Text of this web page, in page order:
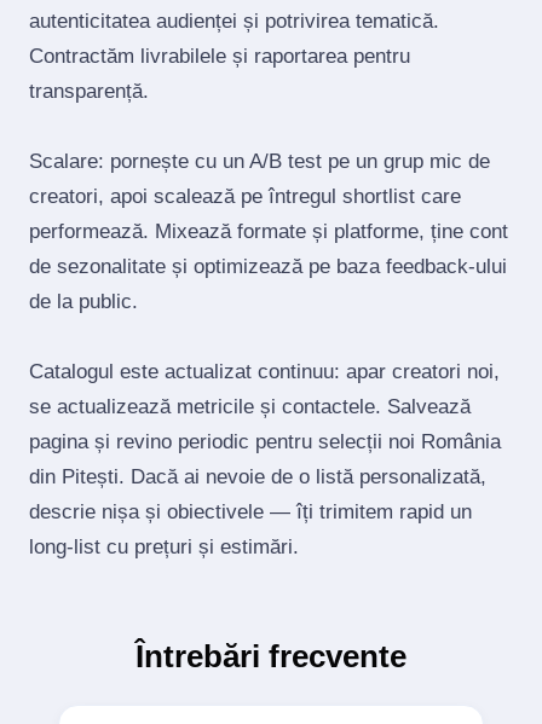
autenticitatea audienței și potrivirea tematică.
Contractăm livrabilele și raportarea pentru
transparență.
Scalare: pornește cu un A/B test pe un grup mic de
creatori, apoi scalează pe întregul shortlist care
performează. Mixează formate și platforme, ține cont
de sezonalitate și optimizează pe baza feedback‑ului
de la public.
Catalogul este actualizat continuu: apar creatori noi,
se actualizează metricile și contactele. Salvează
pagina și revino periodic pentru selecții noi România
din Pitești. Dacă ai nevoie de o listă personalizată,
descrie nișa și obiectivele — îți trimitem rapid un
long‑list cu prețuri și estimări.
Întrebări frecvente